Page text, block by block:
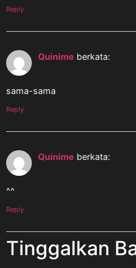
Reply
Quinime berkata:
sama-sama
Reply
Quinime berkata:
^^
Reply
Tinggalkan